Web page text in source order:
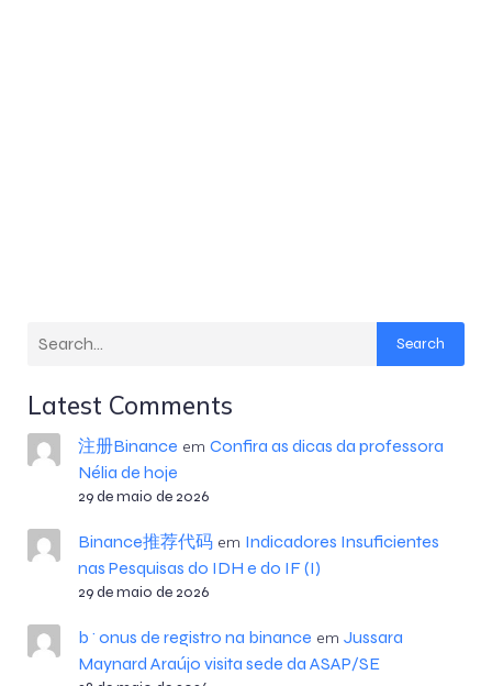
Search
Latest Comments
注册Binance em Confira as dicas da professora
Nélia de hoje
29 de maio de 2026
Binance推荐代码em Indicadores Insuficientes
nas Pesquisas do IDH e do IF (I)
29 de maio de 2026
b^onus de registro na binance em Jussara
Maynard Araújo visita sede da ASAP/SE